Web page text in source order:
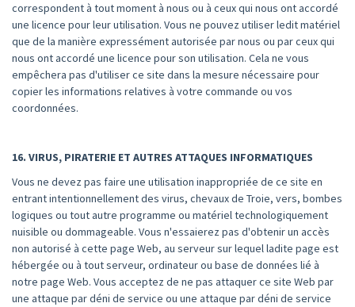
correspondent à tout moment à nous ou à ceux qui nous ont accordé
une licence pour leur utilisation. Vous ne pouvez utiliser ledit matériel
que de la manière expressément autorisée par nous ou par ceux qui
nous ont accordé une licence pour son utilisation. Cela ne vous
empêchera pas d'utiliser ce site dans la mesure nécessaire pour
copier les informations relatives à votre commande ou vos
coordonnées.
16. VIRUS, PIRATERIE ET ​​AUTRES ATTAQUES INFORMATIQUES
Vous ne devez pas faire une utilisation inappropriée de ce site en
entrant intentionnellement des virus, chevaux de Troie, vers, bombes
logiques ou tout autre programme ou matériel technologiquement
nuisible ou dommageable. Vous n'essaierez pas d'obtenir un accès
non autorisé à cette page Web, au serveur sur lequel ladite page est
hébergée ou à tout serveur, ordinateur ou base de données lié à
notre page Web. Vous acceptez de ne pas attaquer ce site Web par
une attaque par déni de service ou une attaque par déni de service